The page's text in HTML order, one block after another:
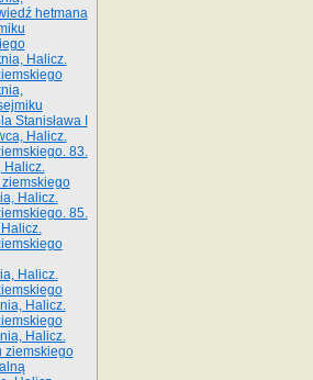
hetmana
Halicz.
Stanisława I
Halicz.
83.
Halicz.
Halicz.
85.
Halicz.
Halicz.
Halicz.
ziemskiego